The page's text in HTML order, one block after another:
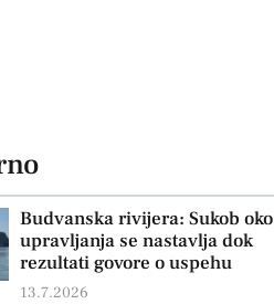
Budvanska rivijera: Sukob oko
upravljanja se nastavlja dok
rezultati govore o uspehu
13.7.2026